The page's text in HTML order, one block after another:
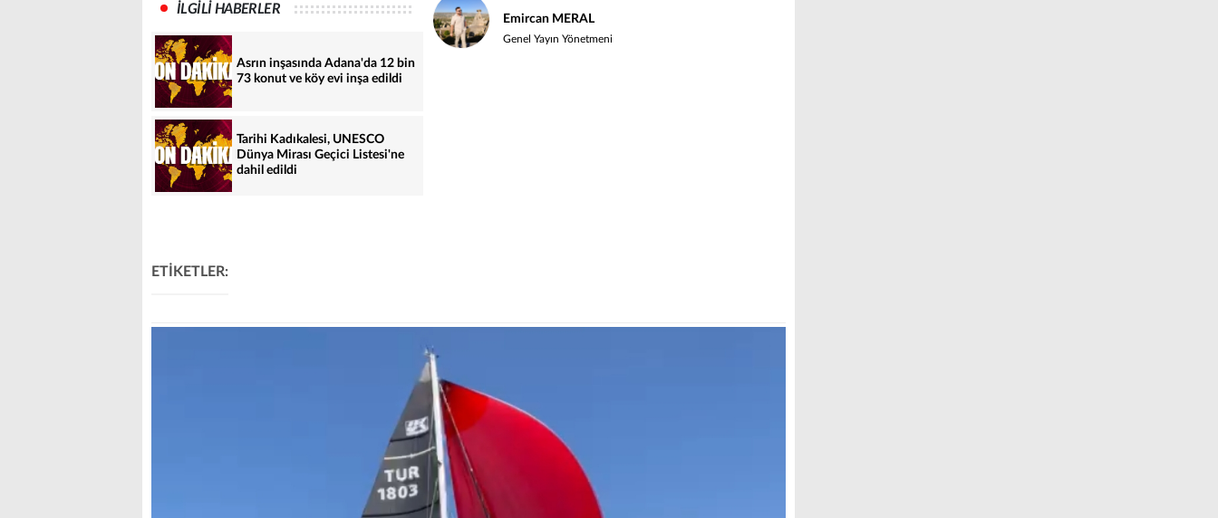
İLGİLİ HABERLER
Asrın inşasında Adana'da 12 bin
73 konut ve köy evi inşa edildi
Tarihi Kadıkalesi, UNESCO
Dünya Mirası Geçici Listesi'ne
dahil edildi
Emircan MERAL
Genel Yayın Yönetmeni
ETİKETLER: